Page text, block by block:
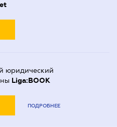
юридический
Liga:BOOK
ПОДРОБНЕЕ